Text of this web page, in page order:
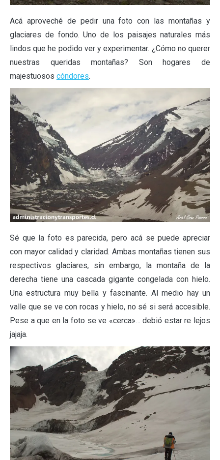
Acá aproveché de pedir una foto con las montañas y
glaciares de fondo. Uno de los paisajes naturales más
lindos que he podido ver y experimentar. ¿Cómo no querer
nuestras queridas montañas? Son hogares de
majestuosos cóndores.
Sé que la foto es parecida, pero acá se puede apreciar
con mayor calidad y claridad. Ambas montañas tienen sus
respectivos glaciares, sin embargo, la montaña de la
derecha tiene una cascada gigante congelada con hielo.
Una estructura muy bella y fascinante. Al medio hay un
valle que se ve con rocas y hielo, no sé si será accesible.
Pese a que en la foto se ve «cerca»… debió estar re lejos
jajaja.